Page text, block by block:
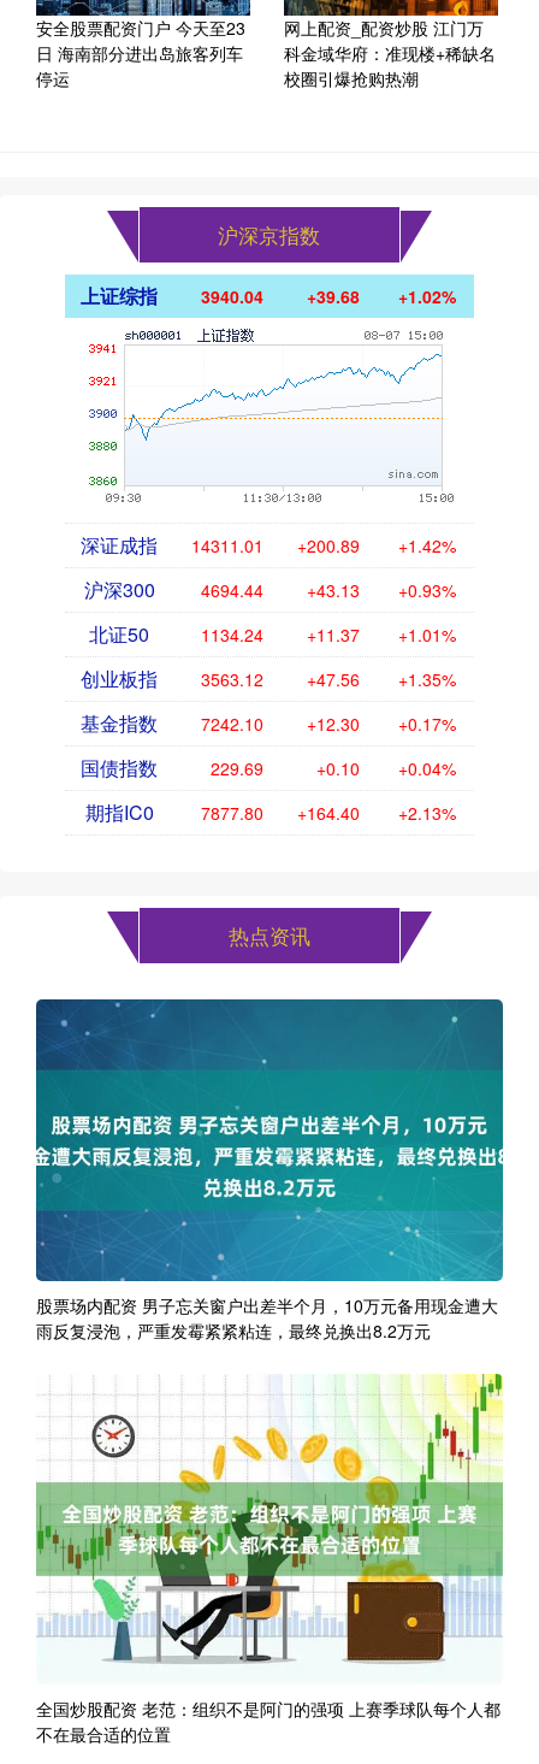
安全股票配资门户 今天至23
日 海南部分进出岛旅客列车
停运
网上配资_配资炒股 江门万
科金域华府：准现楼+稀缺名
校圈引爆抢购热潮
沪深京指数
上证综指 3940.04 +39.68 +1.02%
深证成指 14311.01 +200.89 +1.42%
沪深300 4694.44 +43.13 +0.93%
北证50 1134.24 +11.37 +1.01%
创业板指 3563.12 +47.56 +1.35%
基金指数 7242.10 +12.30 +0.17%
国债指数 229.69 +0.10 +0.04%
期指IC0 7877.80 +164.40 +2.13%
热点资讯
股票场内配资 男子忘关窗户出差半个月，10万元备用现金遭大
雨反复浸泡，严重发霉紧紧粘连，最终兑换出8.2万元
全国炒股配资 老范：组织不是阿门的强项 上赛季球队每个人都
不在最合适的位置